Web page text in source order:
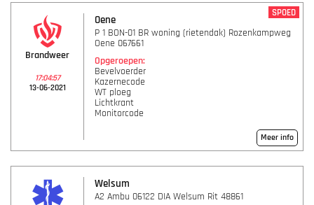
Brandweer
17:04:57
13-06-2021
Oene
SPOED
P 1 BON-01 BR woning (rietendak) Rozenkampweg
Oene 067661
Opgeroepen:
Bevelvoerder
Kazernecode
WT ploeg
Lichtkrant
Monitorcode
Meer info
Welsum
A2 Ambu 06122 DIA Welsum Rit 48861